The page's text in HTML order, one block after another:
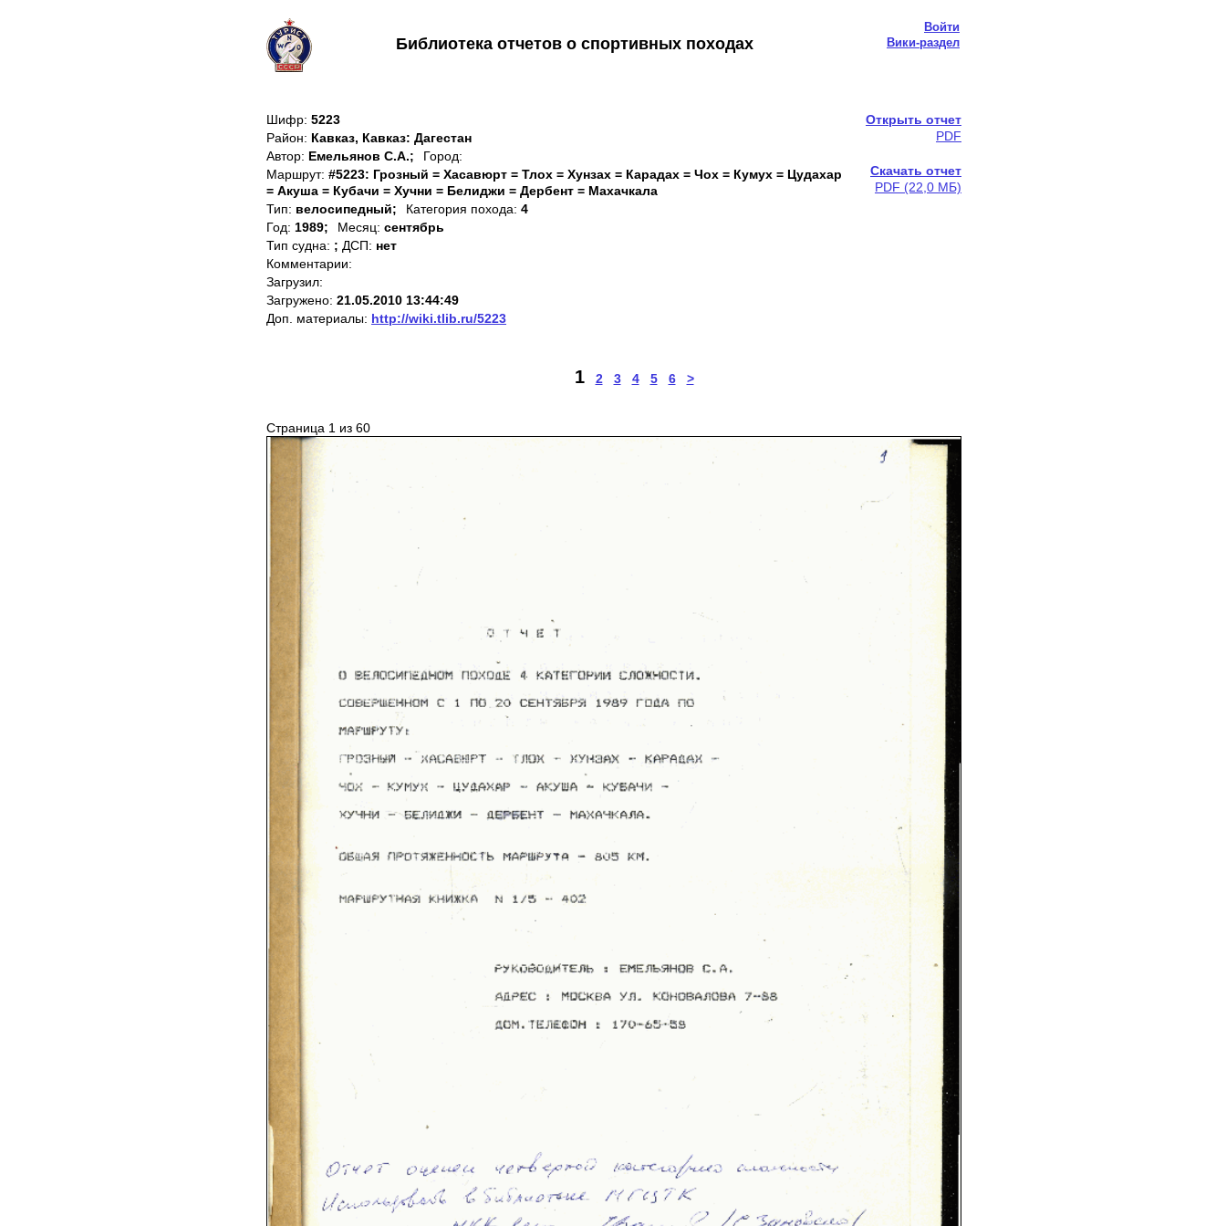
Войти
Библиотека отчетов о спортивных походах Вики-раздел
Шифр: 5223
Район: Кавказ, Кавказ: Дагестан
Автор: Емельянов С.А.;
Город:
Маршрут: #5223: Грозный = Хасавюрт = Тлох = Хунзах = Карадах = Чох = Кумух = Цудахар
= Акуша = Кубачи = Хучни = Белиджи = Дербент = Махачкала
Тип: велосипедный; Категория похода: 4
Год: 1989; Месяц: сентябрь
Тип судна: ; ДСП: нет
Комментарии:
Загрузил:
Загружено: 21.05.2010 13:44:49
Доп. материалы: http://wiki.tlib.ru/5223
Открыть отчет
PDF
Скачать отчет
PDF (22,0 МБ)
1 2 3 4 5 6 >
Страница 1 из 60